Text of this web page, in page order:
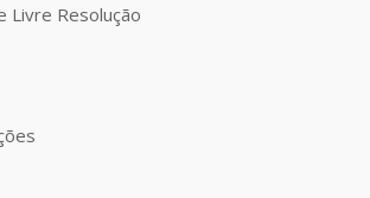
Livre Resolução